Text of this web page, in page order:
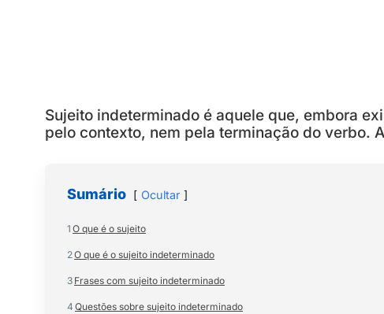
Sujeito indeterminado é aquele que, embora
pelo contexto, nem pela terminação do verbo.
Sumário Ocultar
1 O que é o sujeito
2O que é o sujeito indeterminado
3 Frases com sujeito indeterminado
4 Questões sobre sujeito indeterminado